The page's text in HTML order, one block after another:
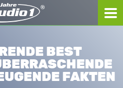
BEST
FAKTEN